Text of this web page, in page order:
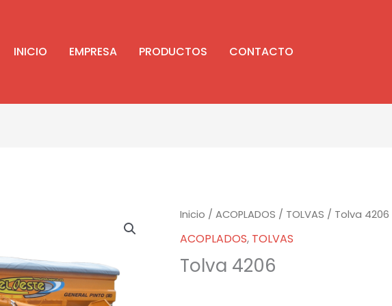
INICIO EMPRESA PRODUCTOS CONTACTO
Inicio /ACOPLADOS / TOLVAS / Tolva 4206
ACOPLADOS, TOLVAS
Tolva 4206